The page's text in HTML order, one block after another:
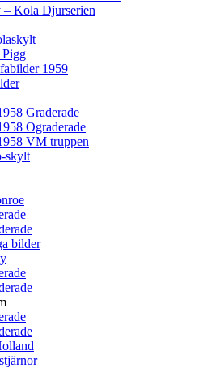
Kola Djurserien
1959
Graderade
Ograderade
VM truppen
skylt
bilder